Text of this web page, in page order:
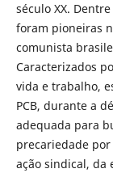
século XX.
foram pioneiras
comunista
Caracterizados
vida e trabalho,
PCB, durante a
adequada para
precariedade
ação sindical, da